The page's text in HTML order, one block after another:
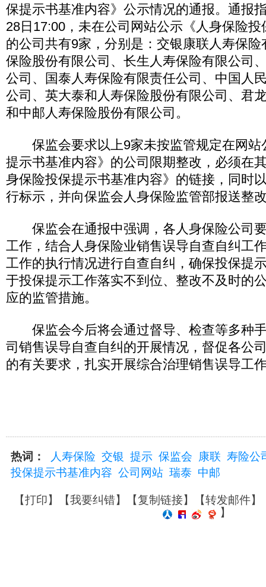
保提示书基准内容》公示情况的通报。通报
28日17:00，未在公司网站公示《人身保险
的公司共有9家，分别是：交银康联人寿保
保险股份有限公司、长生人寿保险有限公司
公司、国泰人寿保险有限责任公司、中国人
公司、英大泰和人寿保险股份有限公司、君
和中邮人寿保险股份有限公司。
保监会要求以上9家未按监管规定在网站
提示书基准内容》的公司限期整改，必须在
身保险投保提示书基准内容》的链接，同时
行标示，并向保监会人身保险监管部报送整
保监会在通报中强调，各人身保险公司
工作，结合人身保险业销售误导自查自纠工
工作的执行情况进行自查自纠，确保投保提
于投保提示工作落实不到位、整改不及时的
应的监管措施。
保监会今后将会通过督导、检查等多种
司销售误导自查自纠的开展情况，督促各公
的有关要求，扎实开展综合治理销售误导工
热词： 人寿保险 交银 提示 保监会 康联 寿险公
投保提示书基准内容 公司网站 瑞泰 中邮
【打印】【我要纠错】【复制链接】【转发邮件】
】